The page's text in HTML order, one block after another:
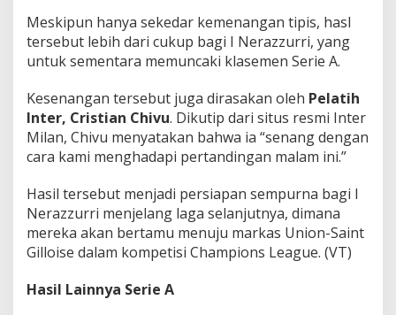
Meskipun hanya sekedar kemenangan tipis, hasl
tersebut lebih dari cukup bagi I Nerazzurri, yang
untuk sementara memuncaki klasemen Serie A.
Kesenangan tersebut juga dirasakan oleh Pelatih
Inter, Cristian Chivu. Dikutip dari situs resmi Inter
Milan, Chivu menyatakan bahwa ia “senang dengan
cara kami menghadapi pertandingan malam ini.”
Hasil tersebut menjadi persiapan sempurna bagi I
Nerazzurri menjelang laga selanjutnya, dimana
mereka akan bertamu menuju markas Union-Saint
Gilloise dalam kompetisi Champions League. (VT)
Hasil Lainnya Serie A